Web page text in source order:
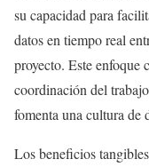
su capacidad para
datos en tiempo real
proyecto. Este enfoque
coordinación del
fomenta una cultura de
Los beneficios